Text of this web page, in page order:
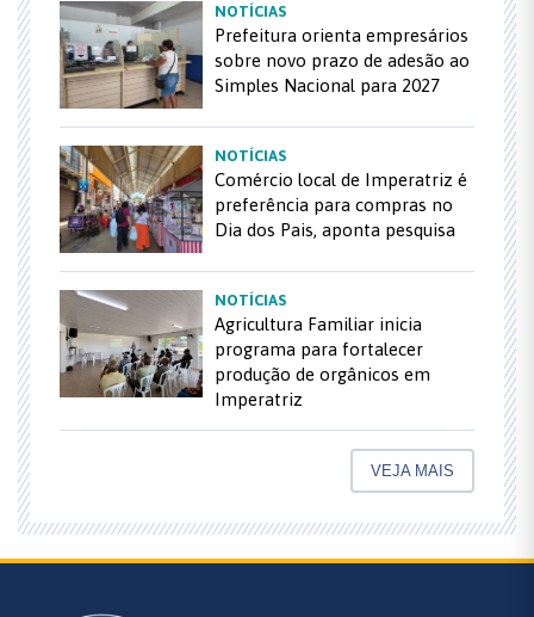
NOTÍCIAS
Prefeitura orienta empresários
sobre novo prazo de adesão ao
Simples Nacional para 2027
NOTÍCIAS
Comércio local de Imperatriz é
preferência para compras no
Dia dos Pais, aponta pesquisa
NOTÍCIAS
Agricultura Familiar inicia
programa para fortalecer
produção de orgânicos em
Imperatriz
VEJA MAIS